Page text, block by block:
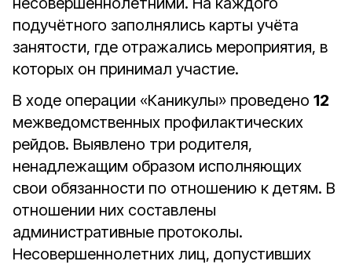
подучётного заполнялись карты учёта
занятости, где отражались мероприятия, в
которых он принимал участие.
В ходе операции «Каникулы» проведено 12
межведомственных профилактических
рейдов. Выявлено три родителя,
ненадлежащим образом исполняющих
свои обязанности по отношению к детям. В
отношении них составлены
административные протоколы.
Несовершеннолетних лиц, допустивших